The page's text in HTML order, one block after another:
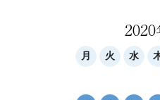
月 火 水